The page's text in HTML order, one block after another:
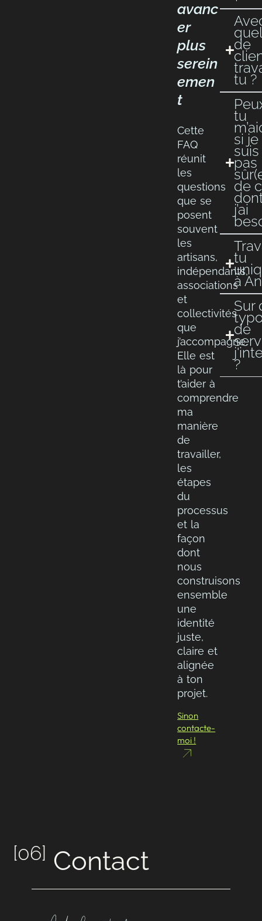
avanc
er
plus
serein
emen
t
Cette
FAQ
réunit
les
questions
que se
posent
souvent
les
artisans,
indépendants,
associations
et
collectivités
que
j’accompagne.
Elle est
là pour
t’aider à
comprendre
ma
manière
de
travailler,
les
étapes
du
processus
et la
façon
dont
nous
construisons
ensemble
une
identité
juste,
claire et
alignée
à ton
projet.
Sinon
contacte-
moi !
de
tu ?
tu
si
suis
pas
de
j’ai
tu
à
Sur
de
?
[06] Contact